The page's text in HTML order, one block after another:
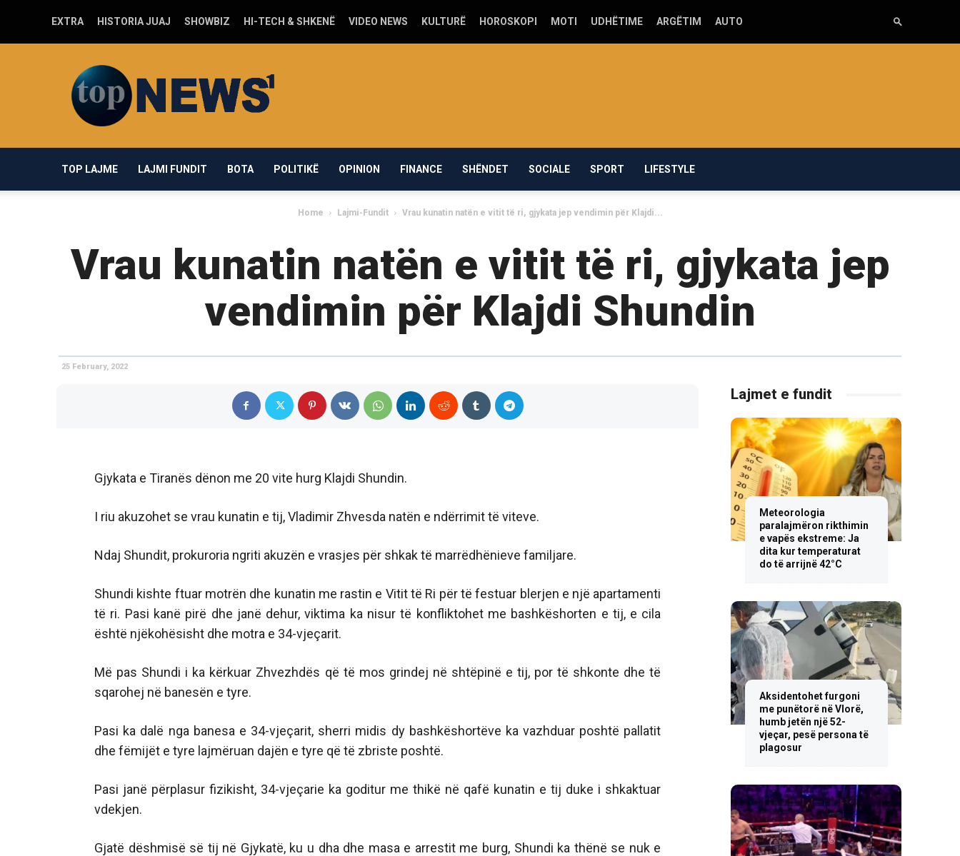
EXTRA HISTORIA JUAJ SHOWBIZ HI-TECH & SHKENË VIDEO NEWS KULTURË HOROSKOPI MOTI UDHËTIME ARGËTIM AUTO
news1.com
TOP LAJME LAJMI FUNDIT BOTA POLITIKË OPINION FINANCE SHËNDET SOCIALE SPORT LIFESTYLE
Home Lajmi-Fundit Vrau kunatin natën e vitit të ri, gjykata jep vendimin për Klajdi...
Vrau kunatin natën e vitit të ri, gjykata jep
vendimin për Klajdi Shundin
25 February, 2022
Gjykata e Tiranës dënon me 20 vite hurg Klajdi Shundin.
I riu akuzohet se vrau kunatin e tij, Vladimir Zhvesda natën e ndërrimit të viteve.
Ndaj Shundit, prokuroria ngriti akuzën e vrasjes për shkak të marrëdhënieve familjare.
Shundi kishte ftuar motrën dhe kunatin me rastin e Vitit të Ri për të festuar blerjen e një apartamenti
të ri. Pasi kanë pirë dhe janë dehur, viktima ka nisur të konfliktohet me bashkëshorten e tij, e cila
është njëkohësisht dhe motra e 34-vjeçarit.
Më pas Shundi i ka kërkuar Zhvezhdës që të mos grindej në shtëpinë e tij, por të shkonte dhe të
sqarohej në banesën e tyre.
Pasi ka dalë nga banesa e 34-vjeçarit, sherri midis dy bashkëshortëve ka vazhduar poshtë pallatit
dhe fëmijët e tyre lajmëruan dajën e tyre që të zbriste poshtë.
Pasi janë përplasur fizikisht, 34-vjeçarie ka goditur me thikë në qafë kunatin e tij duke i shkaktuar
vdekjen.
Gjatë dëshmisë së tij në Gjykatë, ku u dha dhe masa e arrestit me burg, Shundi ka thënë se nuk e
Lajmet e fundit
Meteorologia
paralajmëron rikthimin
e vapës ekstreme: Ja
dita kur temperaturat
do të arrijnë 42°C
Aksidentohet furgoni
me punëtorë në Vlorë,
humb jetën një 52-
vjeçar, pesë persona të
plagosur